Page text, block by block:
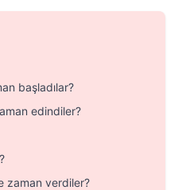
başladılar?
edindiler?
zaman verdiler?